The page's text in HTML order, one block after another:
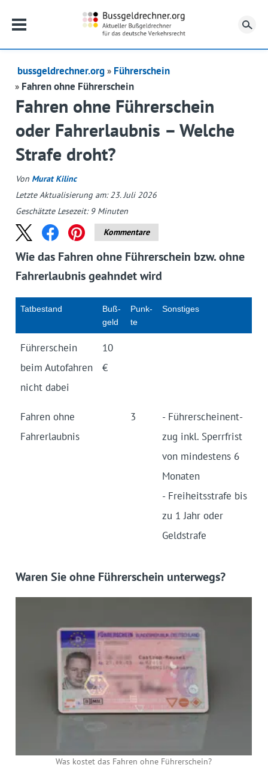
bussgeldrechner.org
Führerschein
Fahren ohne Führerschein
Fahren ohne Führerschein
oder Fahrerlaubnis – Welche
Strafe droht?
Von Murat Kilinc
Letzte Aktualisierung am: 23. Juli 2026
Geschätzte Lesezeit: 9 Minuten
Kommentare
Wie das Fahren ohne Führerschein bzw. ohne
Fahrerlaubnis geahndet wird
Tat­bestand
Buß­
geld
Punk­
te
Sonsti­ges
Führer­schein
beim Autof­ahren
nicht da­bei
10
€
Fahren ohne
Fahr­erlaubnis
3
- Führer­schein­ent­
zug inkl. Sperr­frist
von min­des­tens 6
Mona­ten
- Frei­heits­strafe bis
zu 1 Jahr oder
Geld­strafe
Waren Sie ohne Führerschein unterwegs?
Was kostet das Fahren ohne Führerschein?